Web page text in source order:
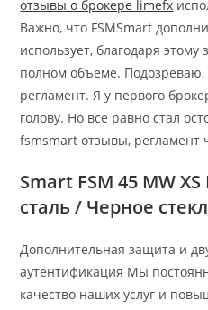
отзывы о брокере limefx
Важно, что FSMSmart
использует, благодаря этому
полном объеме.
регламент. Я у первого
голову. Но все равно стал
fsmsmart отзывы, регламент
Smart FSM 45 MW
сталь / Черное
Дополнительная защита и
аутентификация Мы
качество наших услуг и